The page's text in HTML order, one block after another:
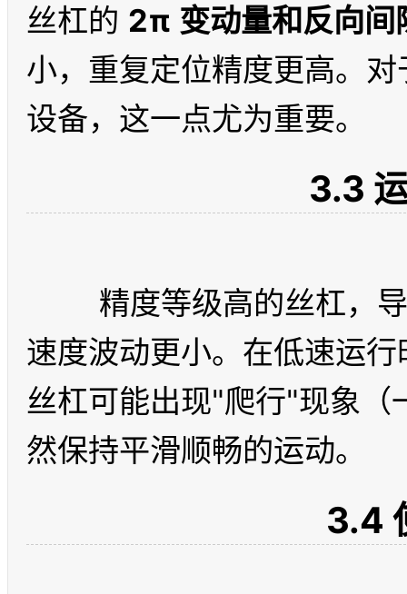
丝杠的 2π 变动量和反向间
小，重复定位精度更高。
3.3
速度波动更小。在低速运
丝杠可能出现"爬行"现象（
3.4